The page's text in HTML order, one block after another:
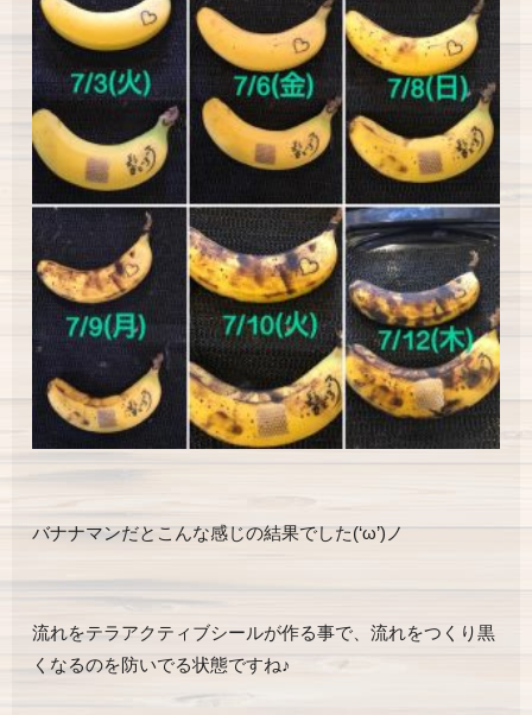
バナナマンだとこんな感じの結果でした(‘ω’)ノ
流れをテラアクティブシールが作る事で、流れをつくり黒
くなるのを防いでる状態ですね♪